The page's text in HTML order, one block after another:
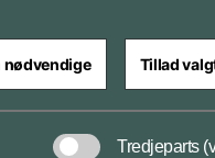
nødvendige Tillad
Tredjeparts